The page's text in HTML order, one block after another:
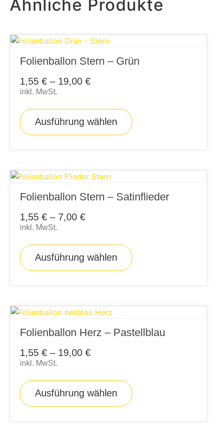
Ähnliche Produkte
Folienballon Stern – Grün
1,55 € – 19,00 €
inkl. MwSt.
Ausführung wählen
Folienballon Stern – Satinflieder
1,55 € – 7,00 €
inkl. MwSt.
Ausführung wählen
Folienballon Herz – Pastellblau
1,55 € – 19,00 €
inkl. MwSt.
Ausführung wählen